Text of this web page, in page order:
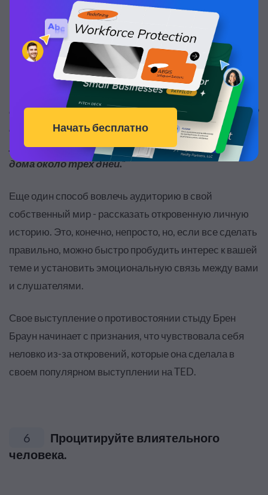
"Я собираюсь рассказать вам немного о моем
выступлении на TEDxHouston. На следующее утро
после этого выступления я проснулась с
ужасным чувством стыда. Я не выходила из
дома около трех дней."
Еще один способ вовлечь аудиторию в свой
собственный мир - рассказать откровенную личную
историю. Это, конечно, непросто, но, если все сделать
правильно, можно быстро пробудить интерес к вашей
теме и установить эмоциональную связь между вами
и слушателями.
Свое выступление о противостоянии стыду Брен
Браун начинает с признания, что чувствовала себя
неловко из-за откровений, которые она сделала в
своем популярном выступлении на TED.
6
Процитируйте влиятельного
человека.